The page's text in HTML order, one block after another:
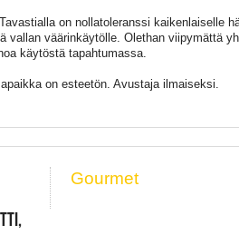
on nollatoleranssi kaikenlaiselle
vallan väärinkäytölle. Olethan viipymättä
käytöstä tapahtumassa.
on esteetön. Avustaja ilmaiseksi.
Gourmet